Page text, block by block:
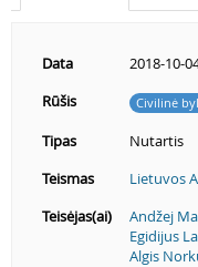
Data
2018-10-
Rūšis
Civilinė
Tipas
Nutartis
Teismas
Lietuvos
Teisėjas(ai)
Andžej
Egidijus
Algis